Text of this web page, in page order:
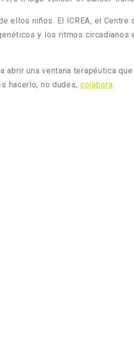
ellos niños. El ICREA, el Centre
y los ritmos
abrir una ventana terapéutica
hacerlo, no dudes, colabora